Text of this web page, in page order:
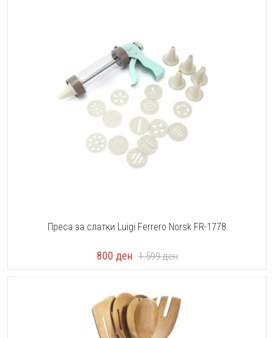
Преса за слатки Luigi Ferrero Norsk FR-1778
800 ден 1.599ден